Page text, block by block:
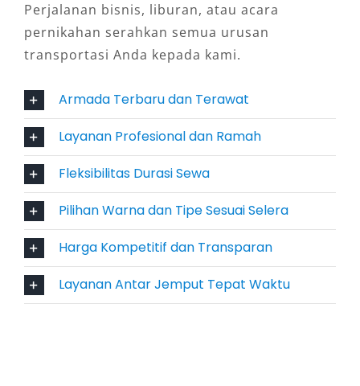
untuk perjalanan harian 24 jam maupun
penggunaan bulanan.
4. Layanan Fleksibel: Antar
Jemput, Harian hingga Bulanan
Penyedia rental Alphard Pontianak murah
umumnya memberikan berbagai pilihan
layanan seperti antar jemput Bandara Supadio,
harian, bulanan, hingga perjalanan luar kota.
Anda juga dapat memilih opsi dengan sopir
profesional atau lepas kunci untuk kebebasan
lebih dalam mobilitas. Fleksibilitas ini sangat
Perjalanan bisnis, liburan, atau acara
pernikahan serahkan semua urusan
transportasi Anda kepada kami.
Armada Terbaru dan Terawat
Layanan Profesional dan Ramah
Fleksibilitas Durasi Sewa
Pilihan Warna dan Tipe Sesuai Selera
Harga Kompetitif dan Transparan
Layanan Antar Jemput Tepat Waktu